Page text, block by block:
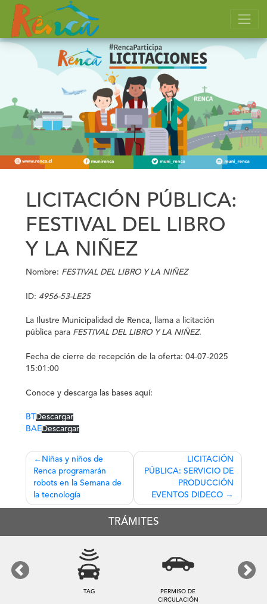
LICITACIÓN PÚBLICA:
FESTIVAL DEL LIBRO
Y LA NIÑEZ
Nombre: FESTIVAL DEL LIBRO Y LA NIÑEZ
ID: 4956-53-LE25
La Ilustre Municipalidad de Renca, llama a licitación
pública para FESTIVAL DEL LIBRO Y LA NIÑEZ.
Fecha de cierre de recepción de la oferta: 04-07-2025
15:01:00
Conoce y descarga las bases aquí:
BT
Descargar
BAEDescargar
Navegación
de
entradas
Niñas y niños de
Renca programarán
robots en la Semana de
la tecnología
LICITACIÓN
PÚBLICA: SERVICIO DE
PRODUCCIÓN
EVENTOS DIDECO
TRÁMITES
TAG
PERMISO DE
CIRCULACIÓN
Previous Next